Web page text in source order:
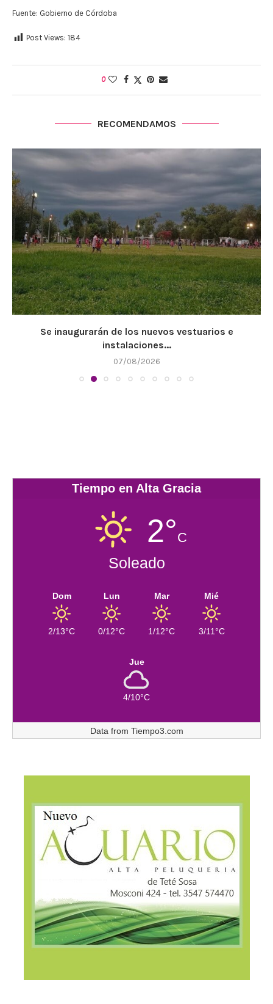
Fuente: Gobierno de Córdoba
Post Views: 184
0
RECOMENDAMOS
Se inaugurarán de los nuevos vestuarios e
instalaciones...
07/08/2026
Tiempo en Alta Gracia
2°C
Soleado
Dom
2/13°C
Lun
0/12°C
Mar
1/12°C
Mié
3/11°C
Jue
4/10°C
Data from Tiempo3.com